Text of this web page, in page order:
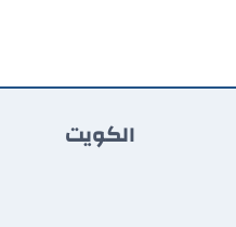
المحتوى
الكويت